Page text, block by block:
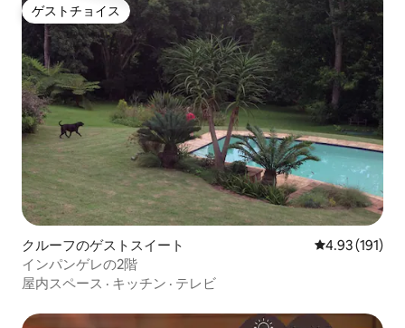
ゲストチョイス
ゲストチョイス
クルーフのゲストスイート レビュー191
4.93 (191)
インパンゲレの2階
屋内スペース · キッチン · テレビ